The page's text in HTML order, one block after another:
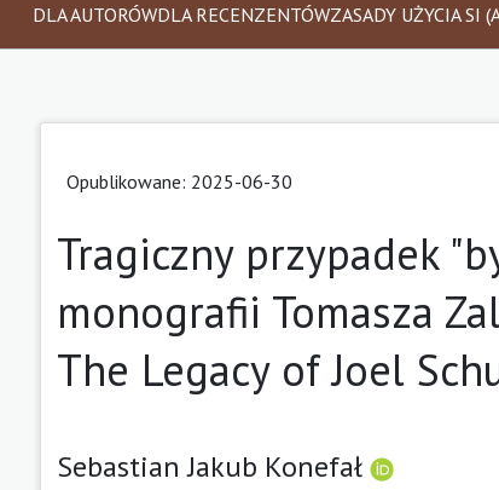
DLA AUTORÓWDLA RECENZENTÓWZASADY UŻYCIA SI
Opublikowane: 2025-06-30
Tragiczny przypadek
monografii Tomasza
The Legacy of Joel
Sebastian Jakub Konefał